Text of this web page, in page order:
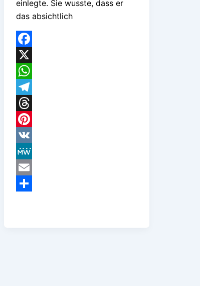
einlegte. Sie wusste, dass er
das absichtlich
Facebook
X
WhatsApp
Telegram
Threads
Pinterest
VK
MeWe
Email